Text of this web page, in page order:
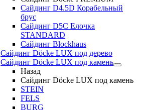
Сайдинг D4.5D Корабельный
брус
Сайдинг D5С Елочка
STANDARD
Сайдинг Blockhaus
Сайдинг Döcke LUX под дерево
Сайдинг Döcke LUX под камень
Назад
Сайдинг Döcke LUX под камень
STEIN
FELS
BURG